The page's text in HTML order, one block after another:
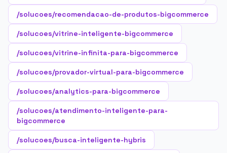
/solucoes/recomendacao-de-produtos-bigcommerce
/solucoes/vitrine-inteligente-bigcommerce
/solucoes/vitrine-infinita-para-bigcommerce
/solucoes/provador-virtual-para-bigcommerce
/solucoes/analytics-para-bigcommerce
/solucoes/atendimento-inteligente-para-
bigcommerce
/solucoes/busca-inteligente-hybris